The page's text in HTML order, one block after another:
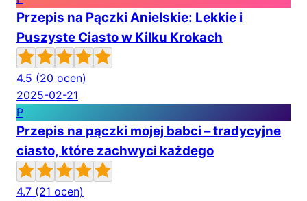
Przepis na Pączki Anielskie: Lekkie i
Puszyste Ciasto w Kilku Krokach
4.5 (20 ocen)
2025-02-21
P
Przepis na pączki mojej babci – tradycyjne
ciasto, które zachwyci każdego
4.7 (21 ocen)